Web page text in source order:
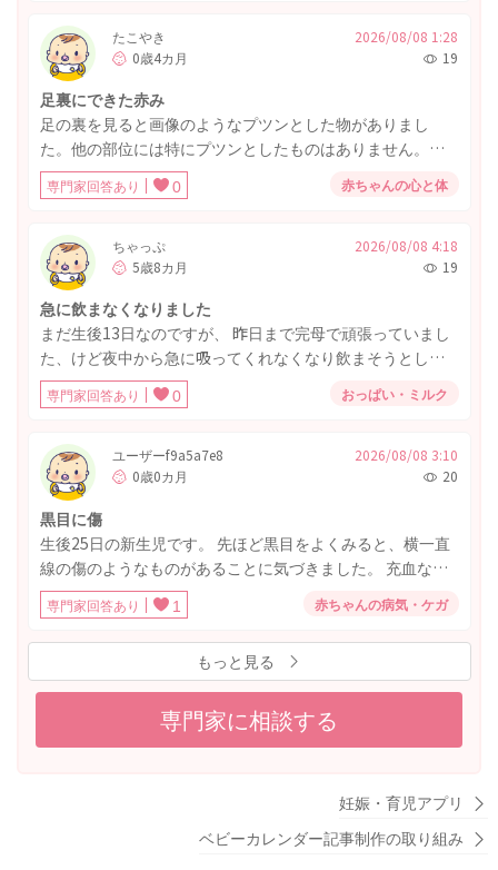
時は授乳後だとたまに軽いいびきをかいているときもあれ
ば いびきなどかくようすはなくよく寝れている時もあるの
で判断が難しいです。 呼吸ができていないといわけではな
さそうですが 泣いている時が苦しそうです。 様子見でいい
のでしょうか？ それとも鼻水吸い取りきでとってあげたほ
うがいいのでしょうか？鼻水ではなく鼻くそなので悩んで
います。 このような場合の対応や、 とったほうがいい場合
たこやき
0歳4カ月
2026/08/08 1:28
19
足裏にできた赤み
足の裏を見ると画像のようなプツンとした物がありまし
た。他の部位には特にプツンとしたものはありません。発
熱や、哺乳力が落ちた、機嫌が悪くなったなどはありませ
ん。 数日前に、うっすらと赤みがあることには気づいてい
ってしまっていました。(その時は赤みだけで、プクっとは
していませんでした) 皮膚科や小児科に受診した方がいいで
しょうか？様子を見ていても大丈夫でしょうか。 ご助言よ
ろしくお願いします。
専門家回答あり 0 赤ちゃんの心と体
ちゃっぷ
5歳8カ月
2026/08/08 4:18
19
急に飲まなくなりました
まだ生後13日なのですが、 昨日まで完母で頑張っていまし
た、けど夜中から急に吸ってくれなくなり飲まそうとした
ら大泣きです ミルクは作ったら飲んでくれました。 先程も
母乳を飲まなかったので、搾乳して飲ませてみたらちゃん
きいと思います、飲みにくいのでしょうか？ 結局夜中は必
死に飲ませようと何回も試しましたが、3回吸って大泣きを
繰り返しって感じでした。
専門家回答あり 0 おっぱい・ミルク
ユーザーf9a5a7e8
0歳0カ月
2026/08/08 3:10
20
黒目に傷
生後25日の新生児です。 先ほど黒目をよくみると、横一直
線の傷のようなものがあることに気づきました。 充血など
はしていません。 いつからあるのか分からず、泣いたり機
嫌が悪くなったりはしていません。 病院にかかった方がよ
いでしょうか。 その場合は1ヶ月検診前のため産院に相談し
た方がよいか、もしくは眼科や小児科に直接いくべきなの
でしょうか。 今日が休日のため、休み明けまで様子を見て
よいか迷っています。 ご回答のほどよろしくお願いいたし
専門家回答あり 1 赤ちゃんの病気・ケガ
もっと見る
専門家に相談する
妊娠・育児アプリ
ベビーカレンダー記事制作の取り組み